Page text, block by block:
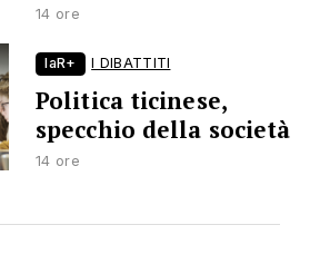
14 ore
laR+ I DIBATTITI
Politica ticinese,
specchio della società
14 ore